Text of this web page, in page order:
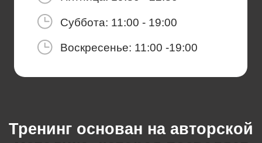
методике, которая позволяет
раскрыть свою харизму всего
за 3 дня Ты научишься: